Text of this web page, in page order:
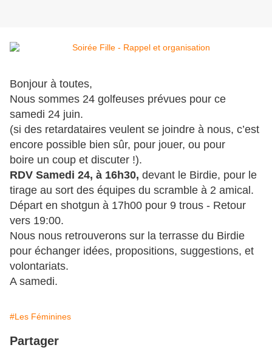
Bonjour à toutes,
Nous sommes 24 golfeuses prévues pour ce
samedi 24 juin.
(si des retardataires veulent se joindre à nous, c’est
encore possible bien sûr, pour jouer, ou pour
boire un coup et discuter !).
RDV Samedi 24, à 16h30, devant le Birdie, pour le
tirage au sort des équipes du scramble à 2 amical.
Départ en shotgun à 17h00 pour 9 trous - Retour
vers 19:00.
Nous nous retrouverons sur la terrasse du Birdie
pour échanger idées, propositions, suggestions, et
volontariats.
A samedi.
#Les Féminines
Partager